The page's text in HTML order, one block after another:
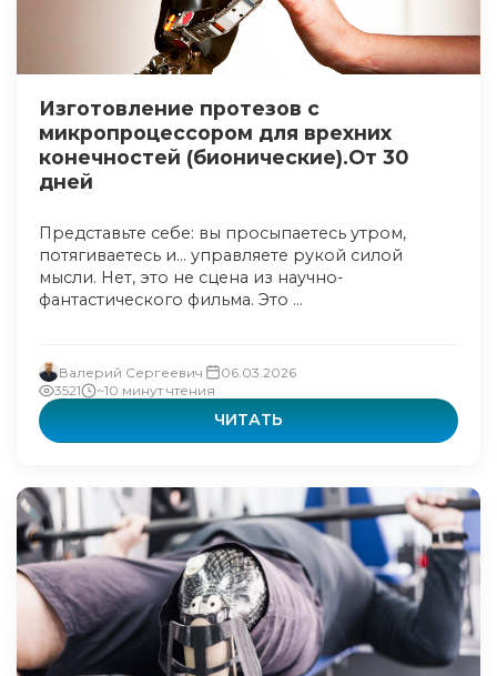
Изготовление протезов с
микропроцессором для врехних
конечностей (бионические).От 30
дней
Представьте себе: вы просыпаетесь утром,
потягиваетесь и… управляете рукой силой
мысли. Нет, это не сцена из научно-
фантастического фильма. Это ...
Валерий Сергеевич
06.03.2026
3521
~10 минут чтения
ЧИТАТЬ